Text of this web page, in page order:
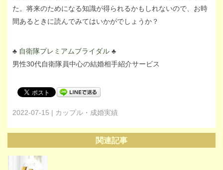
た。将来のためになる知識が得られるかもしれないので、お時
間あるときに読んでみてはいかがでしょうか？
♣︎ 自衛隊プレミアムブライダル ♣︎
男性30代自衛隊員中心の結婚相手紹介サービス
2022-07-15 | カップル・成婚実績
関連記事